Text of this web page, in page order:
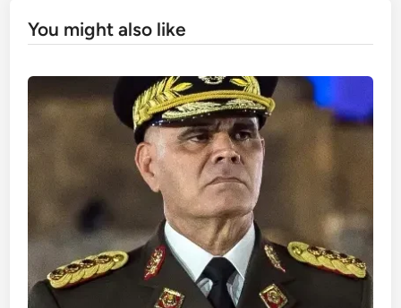
You might also like